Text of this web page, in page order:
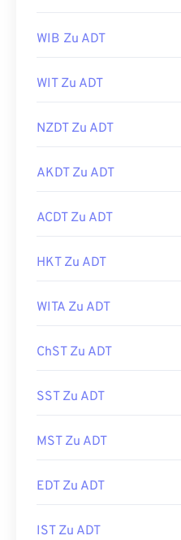
WIB Zu ADT
WIT Zu ADT
NZDT Zu ADT
AKDT Zu ADT
ACDT Zu ADT
HKT Zu ADT
WITA Zu ADT
ChST Zu ADT
SST Zu ADT
MST Zu ADT
EDT Zu ADT
IST Zu ADT